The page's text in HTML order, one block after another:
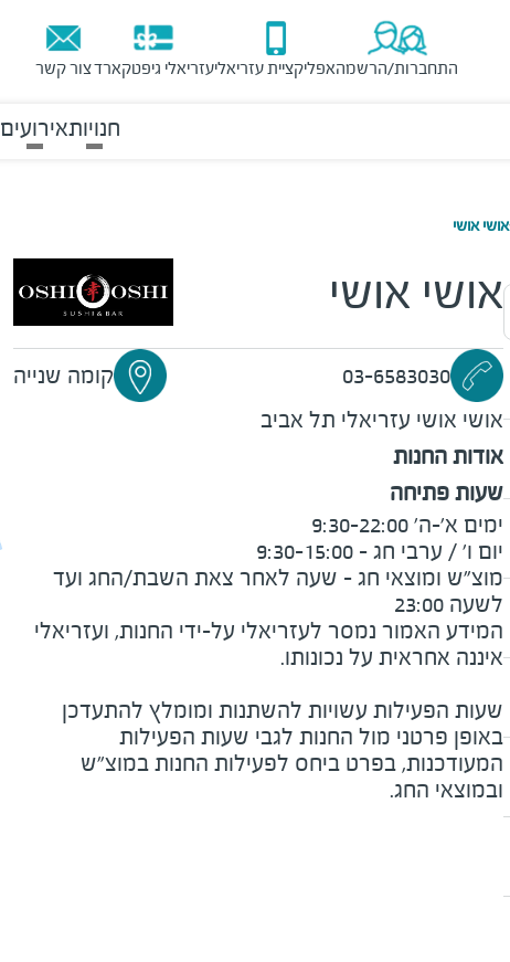
התחברות/הרשמהאפליקציית עזריאליעזריאלי גיפטקארדצור קשר
חנויותאירועים
אושי אושי
אושי אושי
03-6583030
קומה שנייה
אושי אושי עזריאלי תל אביב
אודות החנות
שעות פתיחה
לשעה 23:00
המידע האמור נמסר לעזריאלי על-ידי החנות, ועזריאלי
שעות הפעילות עשויות להשתנות ומומלץ להתעדכן
באופן פרטני מול החנות לגבי שעות הפעילות
המעודכנות, בפרט ביחס לפעילות החנות במוצ"ש
ובמוצאי החג.